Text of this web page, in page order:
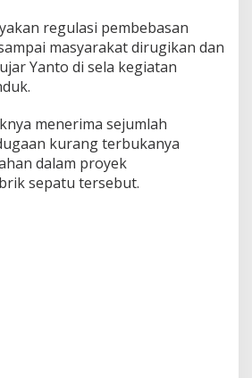
regulasi pembebasan
masyarakat dirugikan dan
Yanto di sela kegiatan
menerima sejumlah
kurang terbukanya
dalam proyek
sepatu tersebut.